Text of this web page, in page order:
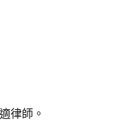
律師。